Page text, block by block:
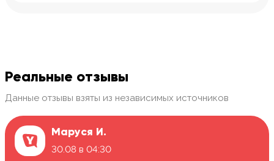
Реальные отзывы
Данные отзывы взяты из независимых источников
Маруся И.
30.08 в 04:30